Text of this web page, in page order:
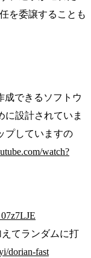
を委譲することも
成できるソフトウ
に設計されていま
プしていますの
watch?
てランダムに打
dorian-fast